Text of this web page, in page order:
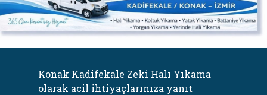
Konak Kadifekale Zeki Halı Yıkama
olarak acil ihtiyaçlarınıza yanıt